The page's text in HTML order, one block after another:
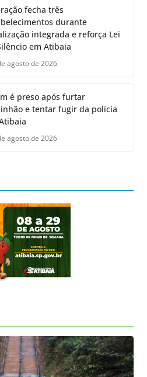
fecha três
durante
integrada e reforça Lei
em Atibaia
agosto de 2026
é preso após furtar
e tentar fugir da polícia
agosto de 2026